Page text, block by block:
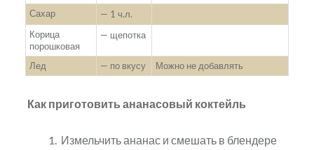
Сахар
— 1 ч.л.
Корица
порошковая
— щепотка
Лед — по вкусу Можно не добавлять
Как приготовить ананасовый коктейль
Измельчить ананас и смешать в блендере